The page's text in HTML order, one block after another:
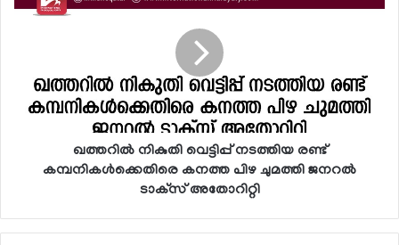
ഖത്തറില്‍ നികുതി വെട്ടിപ്പ് നടത്തിയ രണ്ട്
കമ്പനികള്‍ക്കെതിരെ കനത്ത പിഴ ചുമത്തി ജനറല്‍
ടാക്‌സ് അതോറിറ്റി